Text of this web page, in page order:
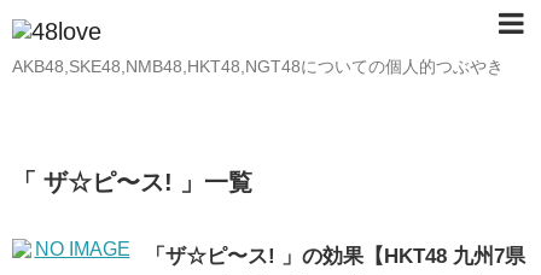
AKB48,SKE48,NMB48,HKT48,NGT48についての個人的つぶやき
「 ザ☆ピ〜ス! 」一覧
「ザ☆ピ〜ス! 」の効果【HKT48 九州7県